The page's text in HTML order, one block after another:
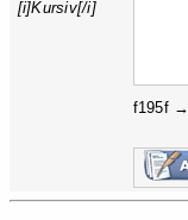
[i]Kursiv[/i]
f195f →